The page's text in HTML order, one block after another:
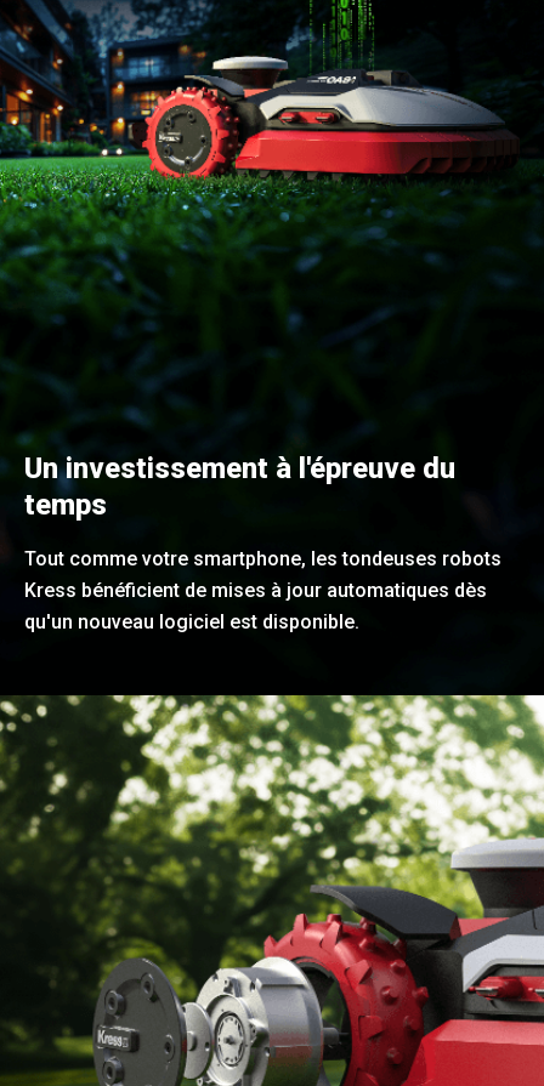
Un investissement à l'épreuve du
temps
Tout comme votre smartphone, les tondeuses robots
Kress bénéficient de mises à jour automatiques dès
qu'un nouveau logiciel est disponible.